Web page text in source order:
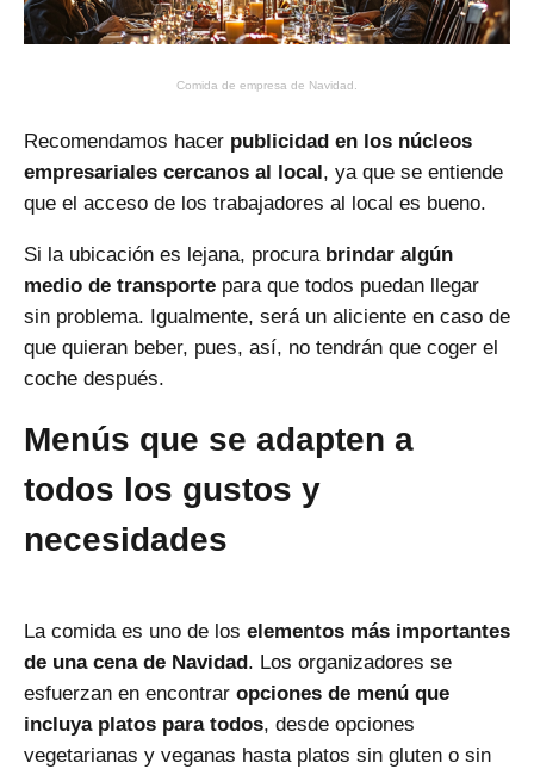
Comida de empresa de Navidad.
Recomendamos hacer publicidad en los núcleos
empresariales cercanos al local , ya que se entiende
que el acceso de los trabajadores al local es bueno.
Si la ubicación es lejana, procura brindar algún
medio de transporte para que todos puedan llegar
sin problema. Igualmente, será un aliciente en caso de
que quieran beber, pues, así, no tendrán que coger el
coche después.
Menús que se adapten a
todos los gustos y
necesidades
La comida es uno de los elementos más importantes
de una cena de Navidad . Los organizadores se
esfuerzan en encontrar opciones de menú que
incluya platos para todos, desde opciones
vegetarianas y veganas hasta platos sin gluten o sin